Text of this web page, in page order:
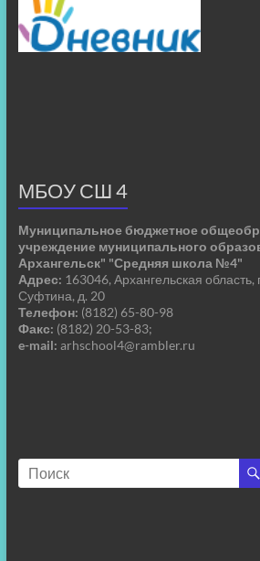
МБОУ СШ 4
Муниципальное бюджетное
учреждение муниципального
Архангельск" "Средняя школа №4"
Адрес: 163046, Архангельская область,
Суфтина, д. 20
Телефон: (8182) 65-80-98
Факс: (8182) 20-53-83;
e-mail: arhschool4@rambler.ru